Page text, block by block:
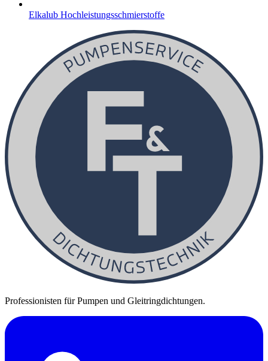
Elkalub Hochleistungsschmierstoffe
Professionisten für Pumpen und Gleitringdichtungen.